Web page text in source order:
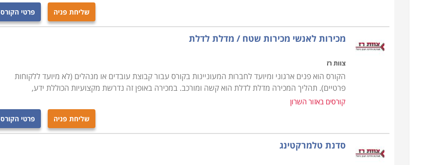
שליחת פניה פרטי הקורס
מכירות לאנשי מכירות שטח / מדלת לדלת
צוות רז
הקורס הוא פנים ארגוני ומיועד לחברות המעוניינות בקורס עבור קבוצת עובדים או מנהלים (לא מיועד ללקוחות
פרטיים). תהליך המכירה מדלת לדלת הוא קשה ומורכב. במכירה באופן זה נדרשת מקצועיות הכוללת ידע,
קורסים באזור השרון
שליחת פניה פרטי הקורס
סדנת טלמרקטינג